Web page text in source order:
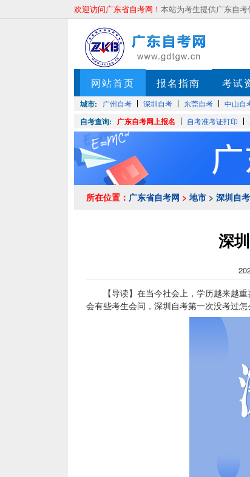
欢迎访问广东省自考网！ 本站为考生提供广东自
网站首页 报名指南 考试
城市: 广州自考 深圳自考 东莞自考 中山自
自考查询: 广东自考网上报名 自考准考证打印
所在位置： 广东省自考网 > 地市 > 深圳自考
深
【导读】在当今社会上，学历越来越重
会有些考生会问，深圳自考第一次没考过